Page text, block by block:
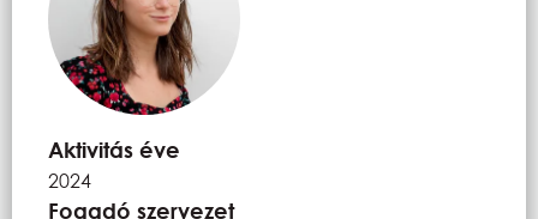
Aktivitás éve
2024
Fogadó szervezet